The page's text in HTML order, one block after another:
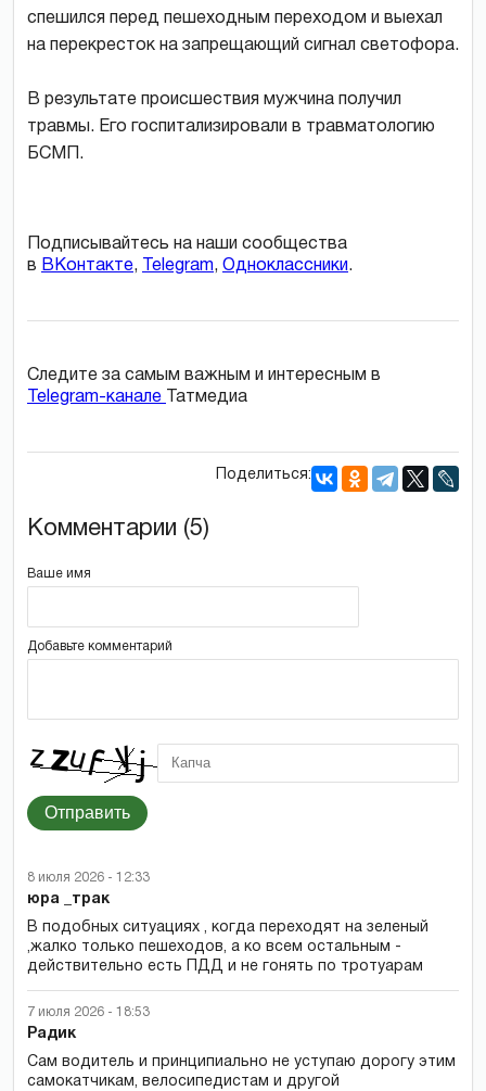
спешился перед пешеходным переходом и выехал
на перекресток на запрещающий сигнал светофора.
В результате происшествия мужчина получил
травмы. Его госпитализировали в травматологию
БСМП.
Подписывайтесь на наши сообщества
в ВКонтакте, Telegram, Одноклассники.
Следите за самым важным и интересным в
Telegram-канале
Татмедиа
Поделиться:
Комментарии (5)
Ваше имя
Добавьте комментарий
Отправить
8 июля 2026 - 12:33
юра _трак
В подобных ситуациях , когда переходят на зеленый
,жалко только пешеходов, а ко всем остальным -
действительно есть ПДД и не гонять по тротуарам
7 июля 2026 - 18:53
Радик
Сам водитель и принципиально не уступаю дорогу этим
самокатчикам, велосипедистам и другой